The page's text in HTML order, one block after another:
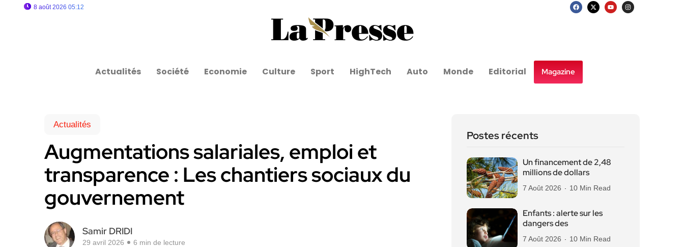
8 août 2026 05:12
Actualités Société Economie Culture Sport HighTech Auto Monde Editorial Magazine
Actualités
Augmentations salariales, emploi et
transparence : Les chantiers sociaux du
gouvernement
Samir DRIDI
29 avril 2026 6 min de lecture
Postes récents
Un financement de 2,48
millions de dollars
7 Août 2026 10 Min Read
Enfants : alerte sur les
dangers des
7 Août 2026 10 Min Read